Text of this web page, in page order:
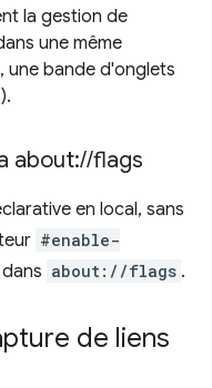
la gestion de
une même
une bande d'onglets
about://flags
en local, sans
#enable-
dans about://flags .
de liens